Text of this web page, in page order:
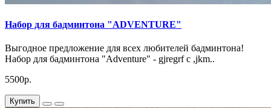
Набор для бадминтона "ADVENTURE"
Выгодное предложение для всех любителей бадминтона!
Набор для бадминтона "Adventure" - gjregrf c ,jkm..
5500р.
Купить